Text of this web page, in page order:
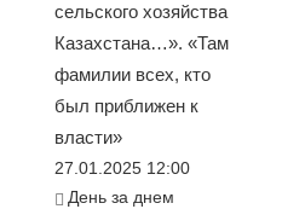
сельского хозяйства
Казахстана…». «Там
фамилии всех, кто
был приближен к
власти»
27.01.2025 12:00
День за днем